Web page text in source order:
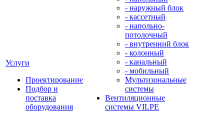
Услуги
Проектирование
Подбор и
поставка
оборудования
- наружный блок
- кассетный
- напольно-
потолочный
- внутренний блок
- колонный
- канальный
- мобильный
Мультизональные
системы
Вентиляционные
системы VILPE